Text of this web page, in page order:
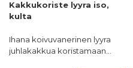
Kakkukoriste lyyra iso,
kulta
Ihana koivuvanerinen lyyra
juhlakakkua koristamaan…